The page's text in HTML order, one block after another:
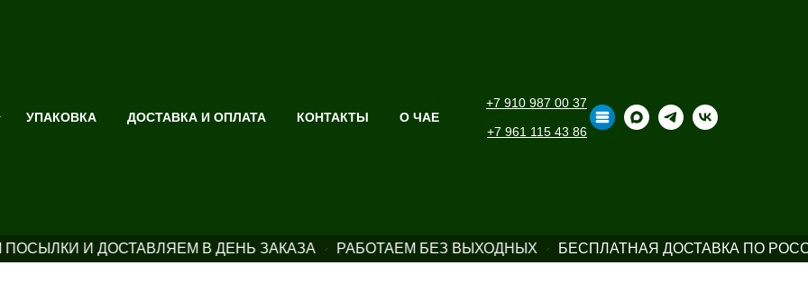
УПАКОВКА ДОСТАВКА И ОПЛАТА КОНТАКТЫ О ЧАЕ
+7 910 987 00 37
+7 961 115 43 86
И ДОСТАВЛЯЕМ В ДЕНЬ ЗАКАЗА РАБОТАЕМ БЕЗ ВЫХОДНЫХ БЕСПЛАТНАЯ ДОСТАВКА ПО